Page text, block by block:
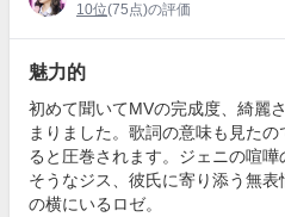
10位(75点)の評価
魅力的
初めて聞いてMVの完成度、綺麗
まりました。歌詞の意味も見た
ると圧巻されます。ジェニの喧
そうなジス、彼氏に寄り添う無
の横にいるロゼ。